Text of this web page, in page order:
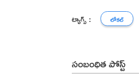
ట్యాగ్స్ : లోకల్
సంబంధిత పోస్ట్